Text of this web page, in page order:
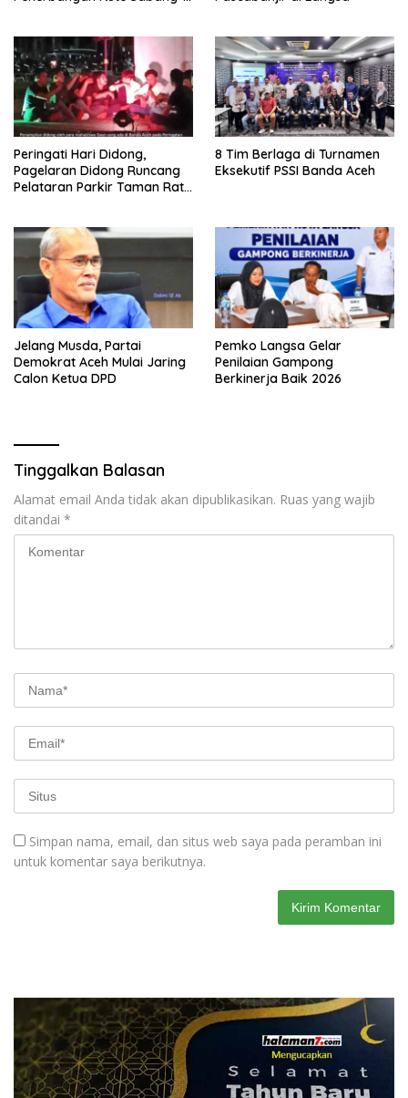
Peringati Hari Didong,
Pagelaran Didong Runcang
Pelataran Parkir Taman Ratu
8 Tim Berlaga di Turnamen
Eksekutif PSSI Banda Aceh
Jelang Musda, Partai
Demokrat Aceh Mulai Jaring
Calon Ketua DPD
Pemko Langsa Gelar
Penilaian Gampong
Berkinerja Baik 2026
Tinggalkan Balasan
Alamat email Anda tidak akan dipublikasikan. Ruas yang wajib
ditandai *
Simpan nama, email, dan situs web saya pada peramban ini
untuk komentar saya berikutnya.